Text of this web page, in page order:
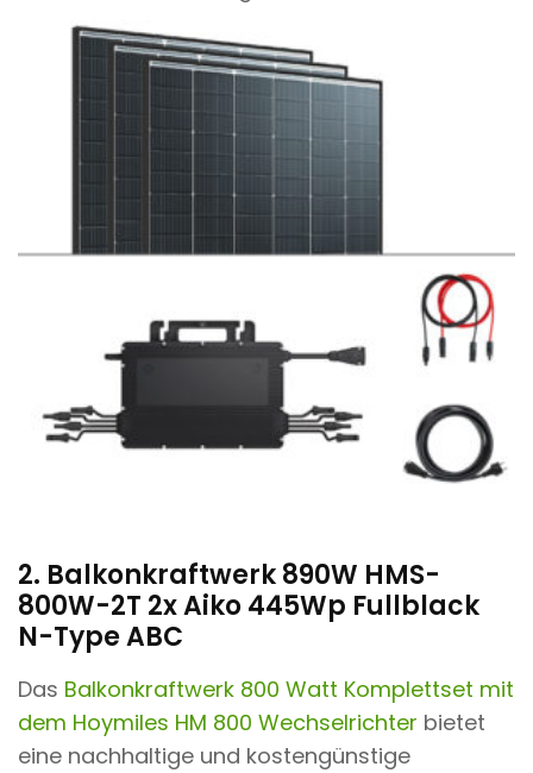
2. Balkonkraftwerk 890W HMS-
800W-2T 2x Aiko 445Wp Fullblack
N-Type ABC
Das Balkonkraftwerk 800 Watt Komplettset mit
dem Hoymiles HM 800 Wechselrichter bietet
eine nachhaltige und kostengünstige